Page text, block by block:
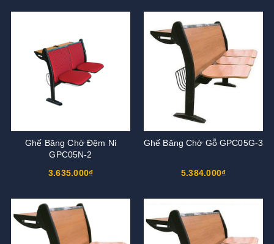
Ghế Băng Chờ Đệm Nỉ
GPC05N-2
3.635.000₫
Ghế Băng Chờ Gỗ GPC05G-3
5.384.000₫